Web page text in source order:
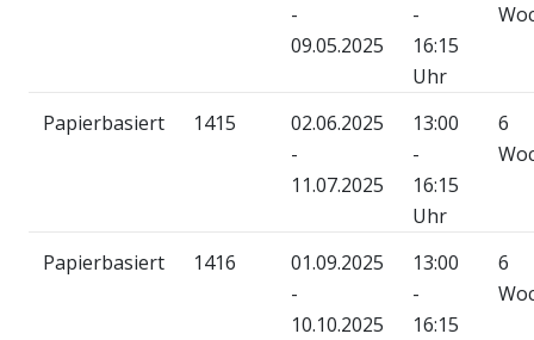
-
09.05.2025
-
16:15
Uhr
Papierbasiert 1415
02.06.2025
-
11.07.2025
13:00
-
16:15
Uhr
6
Papierbasiert 1416
01.09.2025
-
10.10.2025
13:00
-
16:15
6